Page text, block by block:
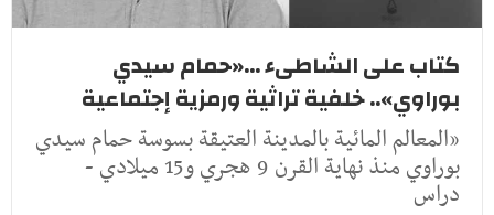
كتاب على الشاطىء ...«حمام سيدي
بوراوي».. خلفية تراثية ورمزية إجتماعية
«المعالم المائية بالمدينة العتيقة بسوسة حمام سيدي
بوراوي منذ نهاية القرن 9 هجري و15 ميلادي -
دراس